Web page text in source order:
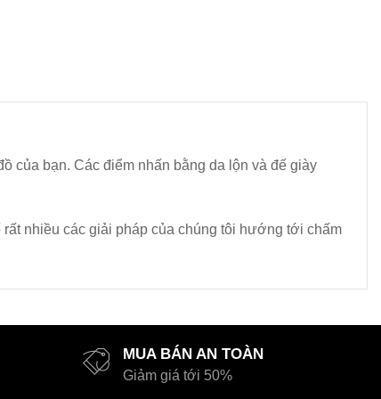
của bạn. Các điểm nhấn bằng da lộn và đế giày
nhiều các giải pháp của chúng tôi hướng tới chấm
MUA BÁN AN TOÀN
Giảm giá tới 50%